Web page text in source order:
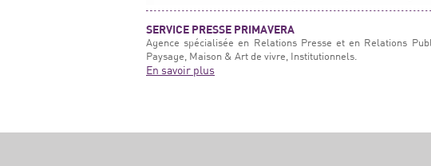
SERVICE PRESSE PRIMAVERA
Agence spécialisée en Relations Presse et en Relations
Paysage, Maison & Art de vivre, Institutionnels.
En savoir plus